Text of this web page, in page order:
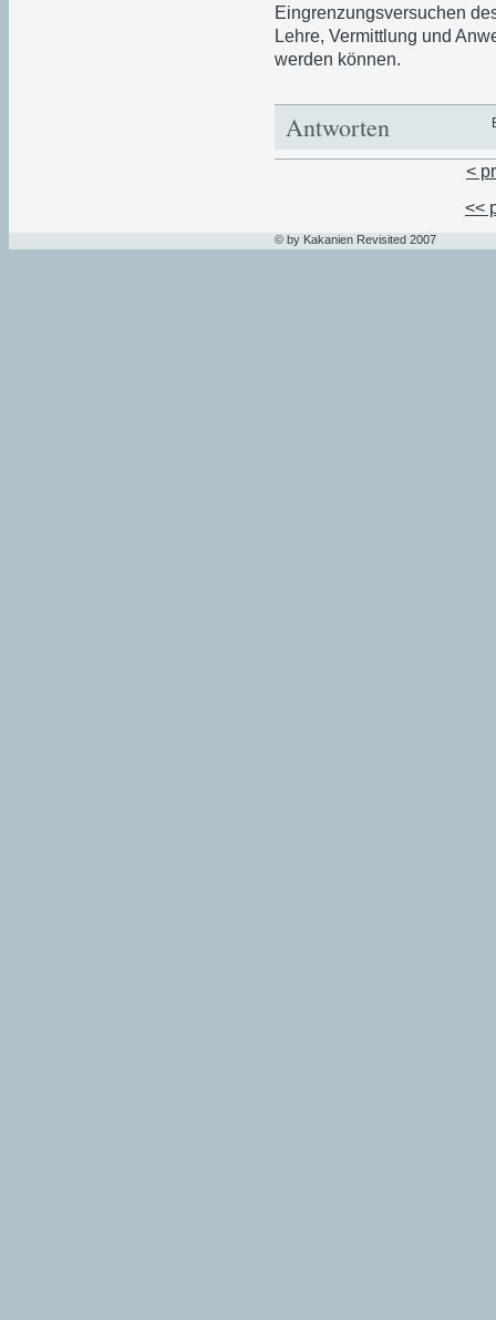
Eingrenzungsversuchen
Lehre, Vermittlung und
werden können.
Antworten
<
<<
© by Kakanien Revisited 2007